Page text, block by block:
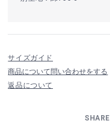
サイズガイド
商品について問い合わせをする
返品について
SHARE